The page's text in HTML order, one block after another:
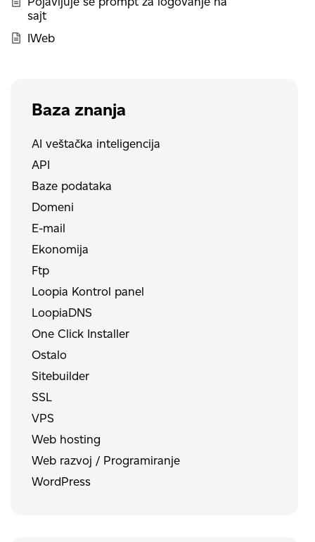
sajt
IWeb
Baza znanja
AI veštačka inteligencija
API
Baze podataka
Domeni
E-mail
Ekonomija
Ftp
Loopia Kontrol panel
LoopiaDNS
One Click Installer
Ostalo
Sitebuilder
SSL
VPS
Web hosting
Web razvoj / Programiranje
WordPress